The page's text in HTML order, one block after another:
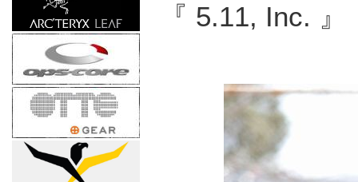
『 5.11, Inc.